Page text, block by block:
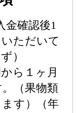
金確認後1
ただいて
）
ら１ヶ月
（果物類
す）（年